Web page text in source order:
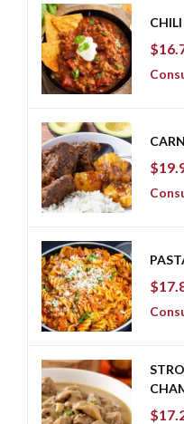
$
$
$
$